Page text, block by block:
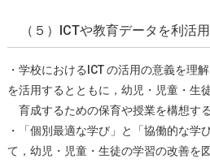
（５）ICTや教育データを利活
・学校におけるICT の活⽤の意義を理
を活⽤するとともに，幼児・児童・⽣
育成するための保育や授業を構想す
・「個別最適な学び」と「協働的な学
て，幼児・児童・⽣徒の学習の改善を